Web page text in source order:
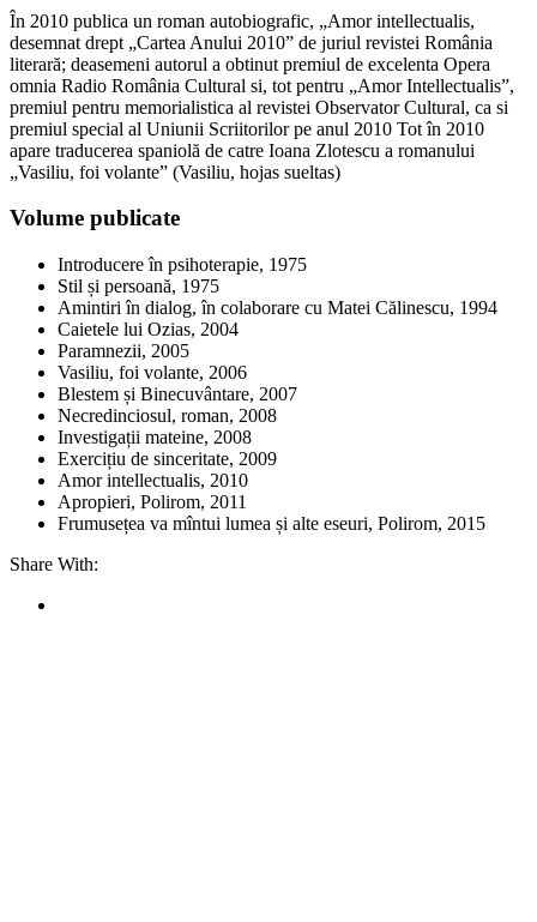
În 2010 publica un roman autobiografic, „Amor intellectualis,
desemnat drept „Cartea Anului 2010” de juriul revistei România
literară; deasemeni autorul a obtinut premiul de excelenta Opera
omnia Radio România Cultural si, tot pentru „Amor Intellectualis”,
premiul pentru memorialistica al revistei Observator Cultural, ca si
premiul special al Uniunii Scriitorilor pe anul 2010 Tot în 2010
apare traducerea spaniolă de catre Ioana Zlotescu a romanului
„Vasiliu, foi volante” (Vasiliu, hojas sueltas)
Volume publicate
Introducere în psihoterapie, 1975
Stil și persoană, 1975
Amintiri în dialog, în colaborare cu Matei Călinescu, 1994
Caietele lui Ozias, 2004
Paramnezii, 2005
Vasiliu, foi volante, 2006
Blestem și Binecuvântare, 2007
Necredinciosul, roman, 2008
Investigații mateine, 2008
Exercițiu de sinceritate, 2009
Amor intellectualis, 2010
Apropieri, Polirom, 2011
Frumusețea va mîntui lumea și alte eseuri, Polirom, 2015
Share With: